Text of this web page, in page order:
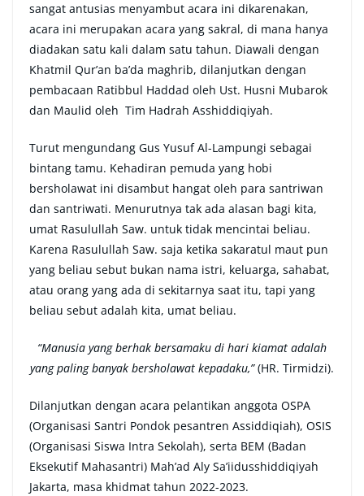
sangat antusias menyambut acara ini dikarenakan,
acara ini merupakan acara yang sakral, di mana hanya
diadakan satu kali dalam satu tahun. Diawali dengan
Khatmil Qur’an ba’da maghrib, dilanjutkan dengan
pembacaan Ratibbul Haddad oleh Ust. Husni Mubarok
dan Maulid oleh Tim Hadrah Asshiddiqiyah.
Turut mengundang Gus Yusuf Al-Lampungi sebagai
bintang tamu. Kehadiran pemuda yang hobi
bersholawat ini disambut hangat oleh para santriwan
dan santriwati. Menurutnya tak ada alasan bagi kita,
umat Rasulullah Saw. untuk tidak mencintai beliau.
Karena Rasulullah Saw. saja ketika sakaratul maut pun
yang beliau sebut bukan nama istri, keluarga, sahabat,
atau orang yang ada di sekitarnya saat itu, tapi yang
beliau sebut adalah kita, umat beliau.
“Manusia yang berhak bersamaku di hari kiamat adalah
yang paling banyak bersholawat kepadaku,”(HR. Tirmidzi).
Dilanjutkan dengan acara pelantikan anggota OSPA
(Organisasi Santri Pondok pesantren Assiddiqiah), OSIS
(Organisasi Siswa Intra Sekolah), serta BEM (Badan
Eksekutif Mahasantri) Mah’ad Aly Sa’iidusshiddiqiyah
Jakarta, masa khidmat tahun 2022-2023.